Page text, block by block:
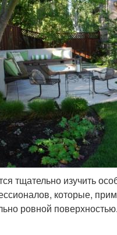
тщательно изучить
которые,
ровной